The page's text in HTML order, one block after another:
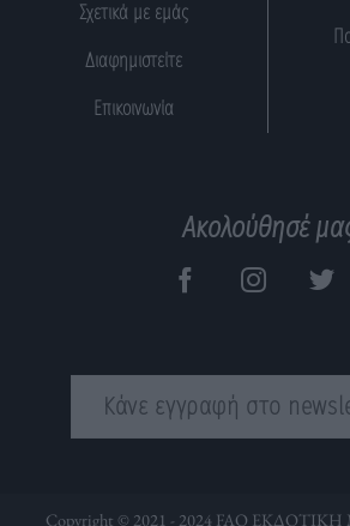
Σχετικά με εμάς
Διαφημιστείτε
Επικοινωνία
Ακολούθησέ
Κάνε εγγραφή στο
Copyright © 2021 - 2024 FAQ